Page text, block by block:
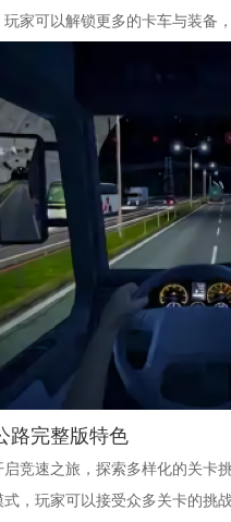
家可以解锁更多的卡车与装备
路完整版特色
竞速之旅，探索多样化的关卡
，玩家可以接受众多关卡的挑